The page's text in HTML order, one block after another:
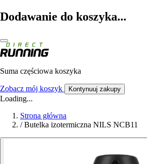
Dodawanie do koszyka...
Suma częściowa koszyka
Zobacz mój koszyk Kontynuuj zakupy
Loading...
Strona główna
/ Butelka izotermiczna NILS NCB11